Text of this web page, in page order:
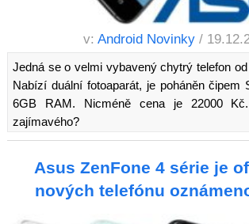
v: Android Novinky /
Jedná se o velmi vybavený chytrý telefon
Nabízí duální fotoaparát, je poháněn čipem
6GB RAM. Nicméně cena je 22000
zajímavého?
Asus ZenFone 4 série je
nových telefónu